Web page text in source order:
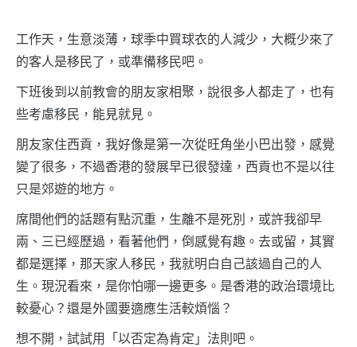
工作天，生意淡薄，球季中買球衣的人減少，大概少來了
的客人是移民了，或準備移民吧。
下班後到以前教會的朋友家相聚，說很多人都走了，也有
些考慮移民，能見就見。
朋友家住西貢，我好像是第一次從旺角坐小巴出發，感覺
變了很多，不過香港的發展早已很發達，西貢也不是以往
只是郊遊的地方。
席間他們的話題有點沉重，生離不是死別，或許我卻早
兩、三已經歷過，看著他們，倒感覺有趣。去或留，其實
都是選擇，那天家人移民，我就明白自己該過自己的人
生。現況看來，是你怕哪一邊更多。是香港的政治環境比
較憂心？還是外國要適應生活較煩惱？
想不開，試試用「以否定為肯定」法則吧。